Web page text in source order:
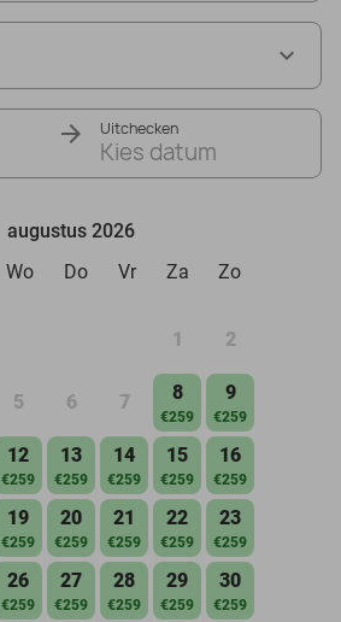
Uitchecken
Kies datum
augustus 2026
Wo Do Vr Za Zo
1 2
5 6 7 8
€259
9
€259
12
€259
13
€259
14
€259
15
€259
16
€259
19
€259
20
€259
21
€259
22
€259
23
€259
26
€259
27
€259
28
€259
29
€259
30
€259